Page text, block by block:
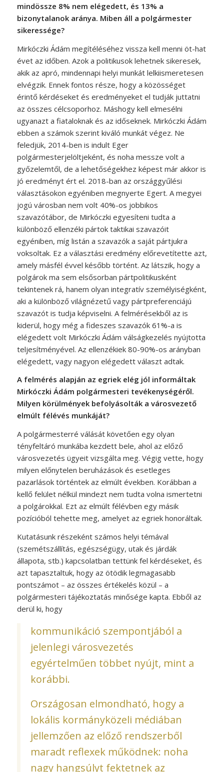
mindössze 8% nem elégedett, és 13% a
bizonytalanok aránya. Miben áll a polgármester
sikeressége?
Mirkóczki Ádám megítéléséhez vissza kell menni öt-hat
évet az időben. Azok a politikusok lehetnek sikeresek,
akik az apró, mindennapi helyi munkát lelkiismeretesen
elvégzik. Ennek fontos része, hogy a közösséget
érintő kérdéseket és eredményeket el tudják juttatni
az összes célcsoporhoz. Máshogy kell elmesélni
ugyanazt a fiataloknak és az időseknek. Mirkóczki Ádám
ebben a számok szerint kiváló munkát végez. Ne
feledjük, 2014-ben is indult Eger
polgármesterjelöltjeként, és noha messze volt a
győzelemtől, de a lehetőségekhez képest már akkor is
jó eredményt ért el. 2018-ban az országgyűlési
választásokon egyéniben megnyerte Egert. A megyei
jogú városban nem volt 40%-os jobbikos
szavazótábor, de Mirkóczki egyesíteni tudta a
különböző ellenzéki pártok taktikai szavazóit
egyéniben, míg listán a szavazók a saját pártjukra
voksoltak. Ez a választási eredmény előrevetítette azt,
amely másfél évvel később történt. Az látszik, hogy a
polgárok ma sem elsősorban pártpolitikusként
tekintenek rá, hanem olyan integratív személyiségként,
aki a különböző világnézetű vagy pártpreferenciájú
szavazót is tudja képviselni. A felmérésekből az is
kiderül, hogy még a fideszes szavazók 61%-a is
elégedett volt Mirkóczki Ádám válságkezelés nyújtotta
teljesítményével. Az ellenzékiek 80-90%-os arányban
elégedett, vagy nagyon elégedett választ adtak.
A felmérés alapján az egriek elég jól informáltak
Mirkóczki Ádám polgármesteri tevékenységéről.
Milyen körülmények befolyásolták a városvezető
elmúlt félévés munkáját?
A polgármesterré válását követően egy olyan
tényfeltáró munkába kezdett bele, ahol az előző
városvezetés ügyeit vizsgálta meg. Végig vette, hogy
milyen előnytelen beruházások és esetleges
pazarlások történtek az elmúlt években. Korábban a
kellő felület nélkül mindezt nem tudta volna ismertetni
a polgárokkal. Ezt az elmúlt félévben egy másik
pozícióból tehette meg, amelyet az egriek honoráltak.
Kutatásunk részeként számos helyi témával
(szemétszállítás, egészségügy, utak és járdák
állapota, stb.) kapcsolatban tettünk fel kérdéseket, és
azt tapasztaltuk, hogy az ötödik legmagasabb
pontszámot – az összes értékelés közül – a
polgármesteri tájékoztatás minősége kapta. Ebből az
derül ki, hogy
kommunikáció szempontjából a
jelenlegi városvezetés
egyértelműen többet nyújt, mint a
korábbi.
Országosan elmondható, hogy a
lokális kormányközeli médiában
jellemzően az előző rendszerből
maradt reflexek működnek: noha
nagy hangsúlyt fektetnek az